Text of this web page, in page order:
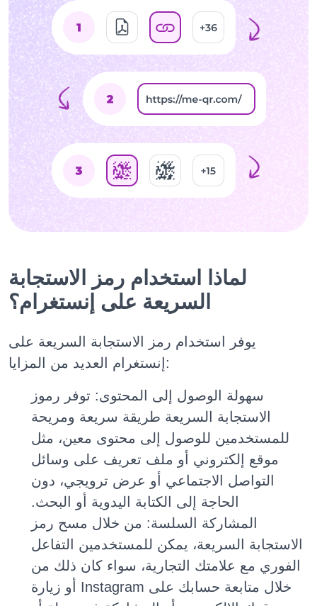
لماذا استخدام رمز الاستجابة
السريعة على إنستغرام؟
يوفر استخدام رمز الاستجابة السريعة على
إنستغرام العديد من المزايا:
سهولة الوصول إلى المحتوى: توفر رموز
الاستجابة السريعة طريقة سريعة ومريحة
للمستخدمين للوصول إلى محتوى معين، مثل
موقع إلكتروني أو ملف تعريف على وسائل
التواصل الاجتماعي أو عرض ترويجي، دون
الحاجة إلى الكتابة اليدوية أو البحث.
المشاركة السلسة: من خلال مسح رمز
الاستجابة السريعة، يمكن للمستخدمين التفاعل
الفوري مع علامتك التجارية، سواء كان ذلك من
خلال متابعة حسابك على Instagram أو زيارة